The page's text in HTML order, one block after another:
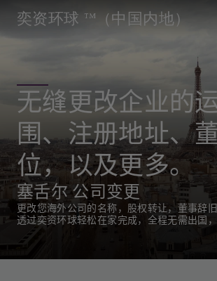
奕资环球 ™（中国内地）
无缝更改企业的
围、注册地址、
位，以及更多。
塞舌尔 公司变更
更改您海外公司的名称，股权转让，董事辞
透过奕资环球轻松在家完成，全程无需出国，